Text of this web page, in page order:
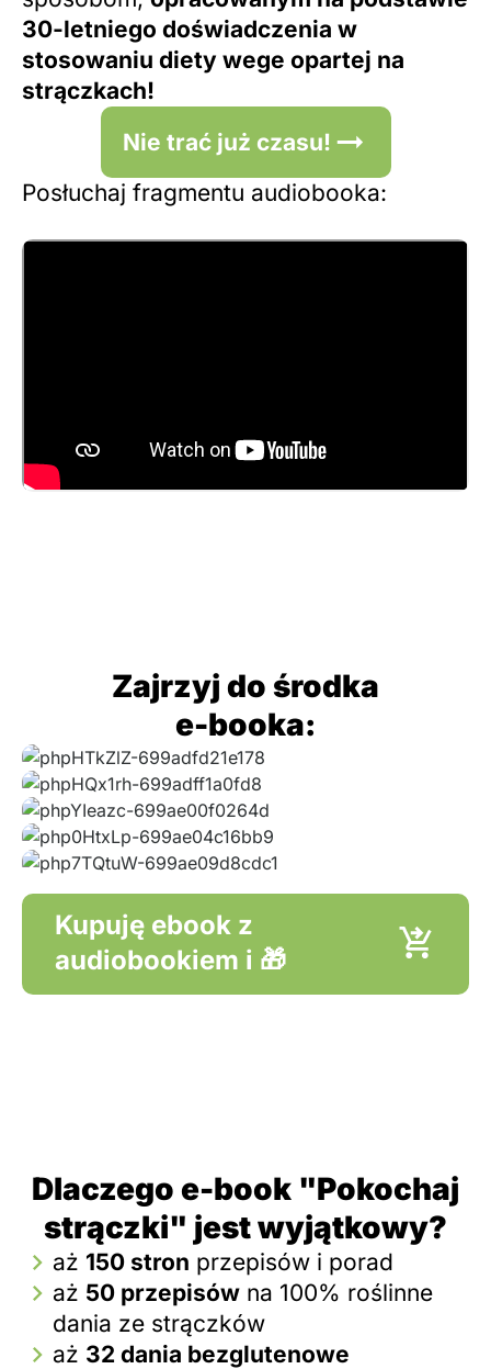
30-letniego doświadczenia w
stosowaniu diety wege opartej na
strączkach!
Nie trać już czasu!
Posłuchaj fragmentu audiobooka:
Zajrzyj do środka
e-booka:
Kupuję ebook z
audiobookiem i 🎁
Dlaczego e-book "Pokochaj
strączki" jest wyjątkowy?
aż 150 stron przepisów i porad
aż 50 przepisów na 100% roślinne
dania ze strączków
aż 32 dania bezglutenowe